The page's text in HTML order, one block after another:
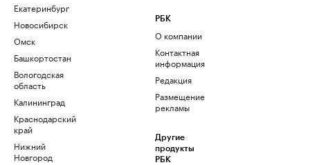
Екатеринбург
Новосибирск
Омск
Башкортостан
Вологодская
область
Калининград
Краснодарский
край
Нижний
Новгород
РБК
О компании
Контактная
информация
Редакция
Размещение
рекламы
Другие
продукты
РБК